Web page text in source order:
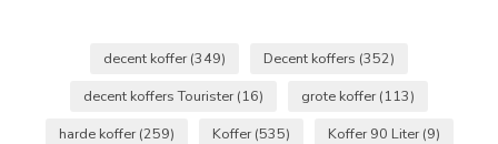
decent koffer (349) Decent koffers (352)
decent koffers Tourister (16) grote koffer (113)
harde koffer (259) Koffer (535) Koffer 90 Liter (9)